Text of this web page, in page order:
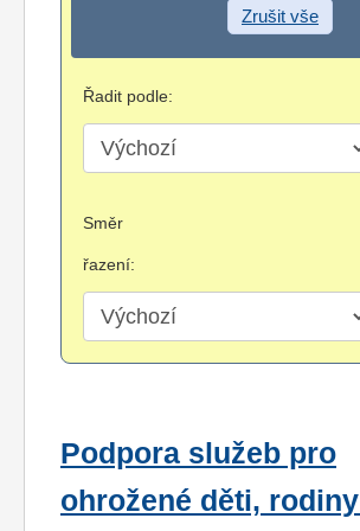
Zrušit vše
Řadit podle:
Směr
řazení:
Podpora služeb pro
ohrožené děti,